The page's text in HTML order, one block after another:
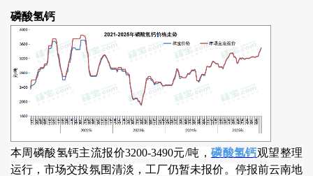
磷酸氢钙
本周磷酸氢钙主流报价3200-3490元/吨，磷酸氢钙观望整理
运行，市场交投氛围清淡，工厂仍暂未报价。停报前云南地